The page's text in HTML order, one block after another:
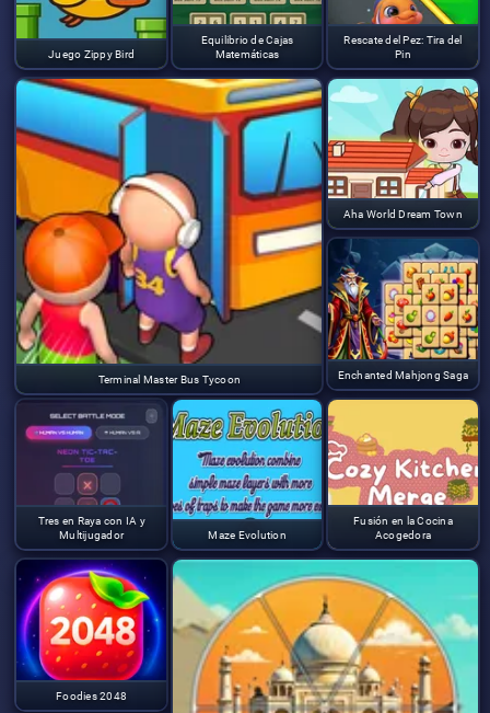
Juego Zippy Bird
Equilibrio de Cajas
Matemáticas
Terminal Master Bus Tycoon
Rescate del Pez: Tira del
Pin
Aha World Dream Town
Enchanted Mahjong Saga
Tres en Raya con IA y
Multijugador
Maze Evolution
Fusión en la Cocina
Acogedora
Foodies 2048